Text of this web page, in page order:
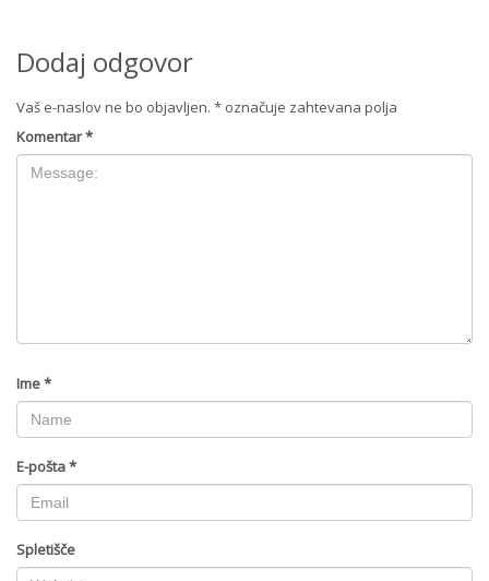
Dodaj odgovor
Vaš e-naslov ne bo objavljen. * označuje zahtevana polja
Komentar*
Ime*
E-pošta*
Spletišče